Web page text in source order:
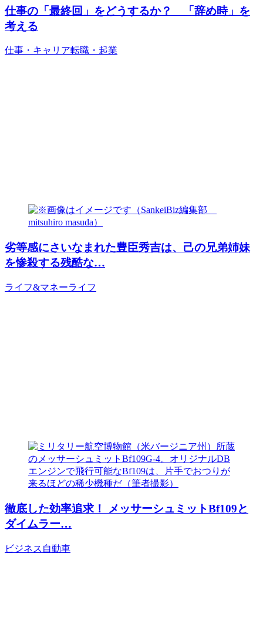
仕事の「最終回」をどうするか？ 「辞め時」を
考える
仕事・キャリア転職・起業
劣等感にさいなまれた豊臣秀吉は、己の兄弟姉妹
を惨殺する残酷な…
ライフ&マネーライフ
徹底した効率追求！ メッサーシュミットBf109と
ダイムラー…
ビジネス 自動車